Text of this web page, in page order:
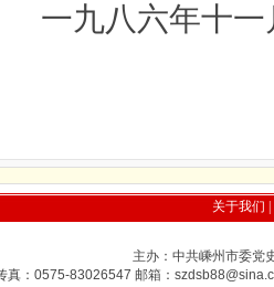
年十一月
关于我们
主办：中共嵊州市委党
真：0575-83026547 邮箱：